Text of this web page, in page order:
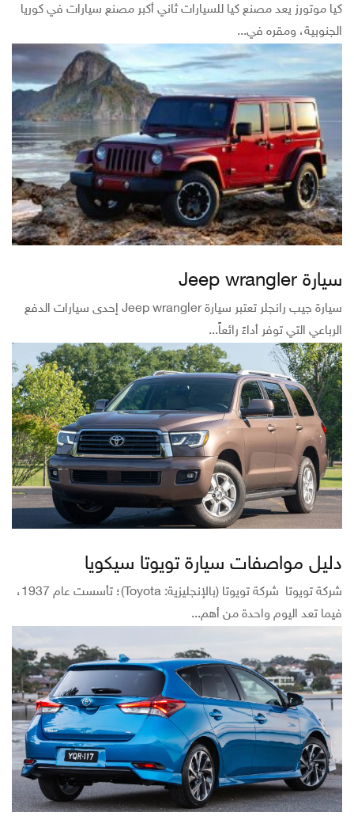
كيا موتورز يعد مصنع كيا للسيارات ثاني أكبر مصنع سيارات في كوريا
الجنوبية، ومقره في...
سيارة Jeep wrangler
سيارة جيب رانجلر تعتبر سيارة Jeep wrangler إحدى سيارات الدفع
الرباعي التي توفر أداءً رائعاً...
دليل مواصفات سيارة تويوتا سيكويا
شركة تويوتا شركة تويوتا (بالإنجليزية: Toyota)؛ تأسست عام 1937،
فيما تعد اليوم واحدة من أهم...